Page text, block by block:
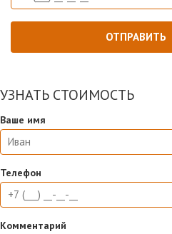
УЗНАТЬ СТОИМОСТЬ
Ваше имя
Телефон
Комментарий